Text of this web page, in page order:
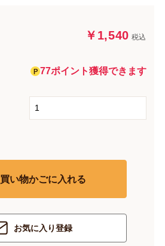
￥1,540 税込
77ポイント獲得できます
買い物かごに入れる
お気に入り登録